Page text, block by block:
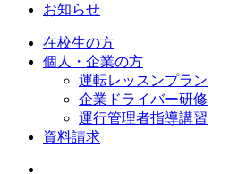
お知らせ
在校生の方
個人・企業の方
運転レッスンプラン
企業ドライバー研修
運行管理者指導講習
資料請求